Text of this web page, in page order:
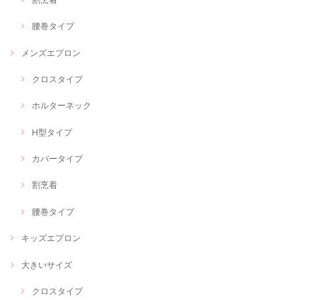
腰巻タイプ
メンズエプロン
クロスタイプ
ホルターネック
H型タイプ
カバータイプ
割烹着
腰巻タイプ
キッズエプロン
大きいサイズ
クロスタイプ